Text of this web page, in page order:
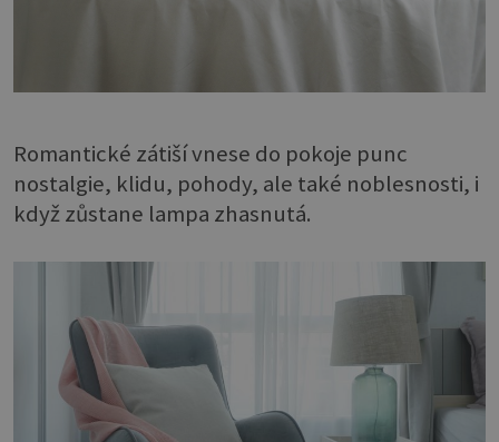
Romantické zátiší vnese do pokoje punc
nostalgie, klidu, pohody, ale také noblesnosti, i
když zůstane lampa zhasnutá.